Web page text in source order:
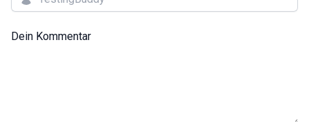
Dein Kommentar